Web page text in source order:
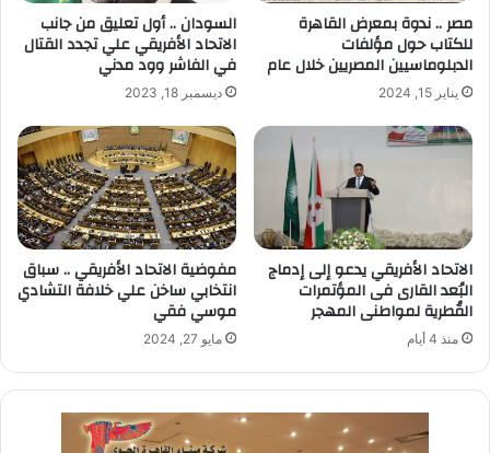
مصر .. ندوة بمعرض القاهرة
للكتاب حول مؤلفات
الدبلوماسيين المصريين خلال عام
يناير 15, 2024
السودان .. أول تعليق من جانب
الاتحاد الأفريقي علي تجدد القتال
في الفاشر وود مدني
ديسمبر 18, 2023
الاتحاد الأفريقي يدعو إلى إدماج
البُعد القارى فى المؤتمرات
القُطرية لمواطنى المهجر
منذ 4 أيام
مفوضية الاتحاد الأفريقي .. سباق
انتخابي ساخن علي خلافة التشادي
موسي فقي
مايو 27, 2024